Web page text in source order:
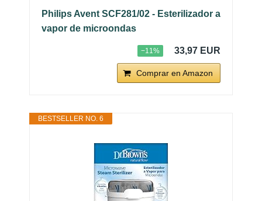
Philips Avent SCF281/02 - Esterilizador a
vapor de microondas
−11% 33,97 EUR
Comprar en Amazon
BESTSELLER NO. 6